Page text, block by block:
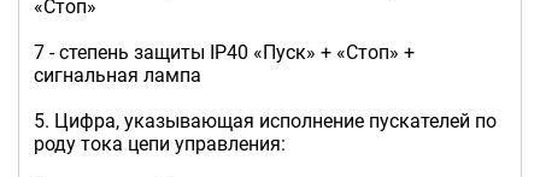
«Стоп»
7 - степень защиты IP40 «Пуск» + «Стоп» +
сигнальная лампа
5. Цифра, указывающая исполнение пускателей по
роду тока цепи управления: